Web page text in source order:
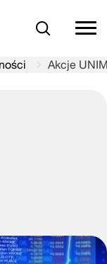
Szukaj
Akcje